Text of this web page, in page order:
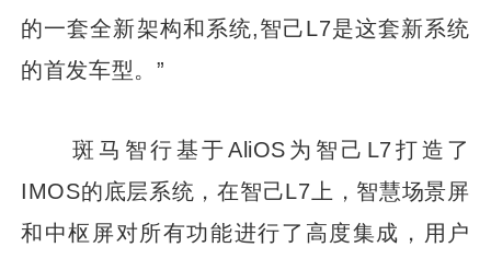
的一套全新架构和系统,智己L7是这套新系统
的首发车型。”
斑马智行基于AliOS为智己L7打造了
IMOS的底层系统，在智己L7上，智慧场景屏
和中枢屏对所有功能进行了高度集成，用户